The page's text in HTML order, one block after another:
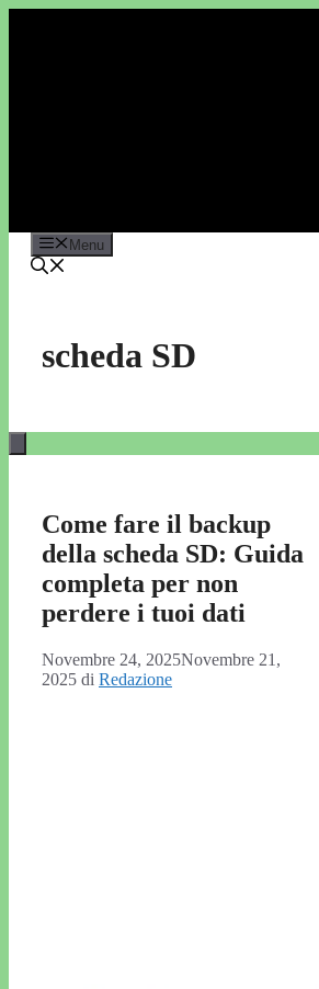
Menu
scheda SD
Come fare il backup
della scheda SD: Guida
completa per non
perdere i tuoi dati
Novembre 24, 2025Novembre 21,
2025 di Redazione